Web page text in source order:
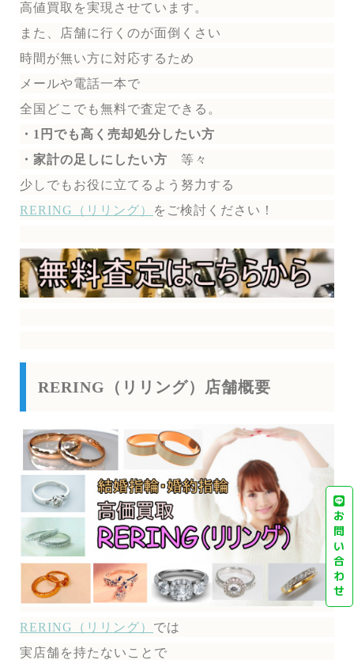
高値買取を実現させています。
また、店舗に行くのが面倒くさい
時間が無い方に対応するため
メールや電話一本で
全国どこでも無料で査定できる。
・1円でも高く売却処分したい方
・家計の足しにしたい方 等々
少しでもお役に立てるよう努力する
RERING（リリング）
を ご検討ください！
RERING（リリング）店舗概要
RERING（リリング） では
実店舗を持たないことで
お
問
い
合
わ
せ